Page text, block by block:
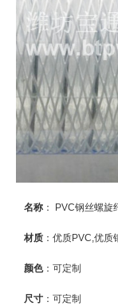
名称 ： PVC钢丝螺
材质 ：优质PVC,优
颜色：可定制
尺寸 ：可定制